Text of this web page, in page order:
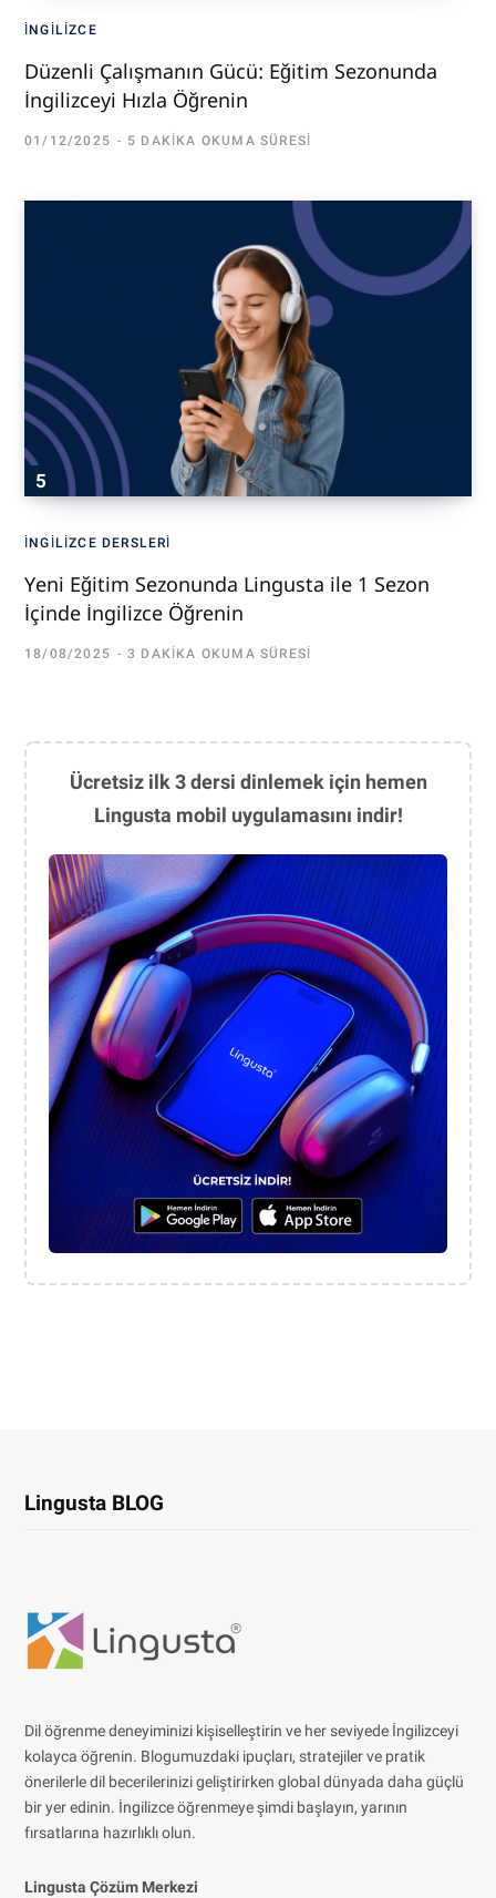
İNGILIZCE
Düzenli Çalışmanın Gücü: Eğitim Sezonunda
İngilizceyi Hızla Öğrenin
01/12/2025 5 DAKIKA OKUMA SÜRESI
İNGILIZCE DERSLERI
Yeni Eğitim Sezonunda Lingusta ile 1 Sezon
İçinde İngilizce Öğrenin
18/08/2025 3 DAKIKA OKUMA SÜRESI
Ücretsiz ilk 3 dersi dinlemek için hemen
Lingusta mobil uygulamasını indir!
Lingusta BLOG
Dil öğrenme deneyiminizi kişiselleştirin ve her seviyede İngilizceyi
kolayca öğrenin. Blogumuzdaki ipuçları, stratejiler ve pratik
önerilerle dil becerilerinizi geliştirirken global dünyada daha güçlü
bir yer edinin. İngilizce öğrenmeye şimdi başlayın, yarının
fırsatlarına hazırlıklı olun.
Lingusta Çözüm Merkezi